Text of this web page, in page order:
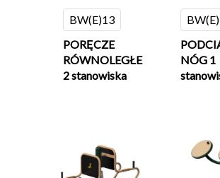
BW(E)13
PORĘCZE
RÓWNOLEGŁE
2 stanowiska
NÓG 1